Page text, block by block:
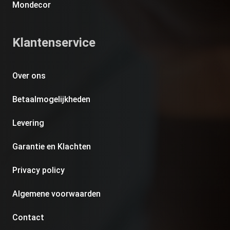
Mondecor
Klantenservice
Over ons
Betaalmogelijkheden
Levering
Garantie en Klachten
Privacy policy
Algemene voorwaarden
Contact